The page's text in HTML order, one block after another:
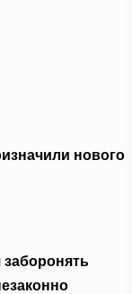
нового
заборонять